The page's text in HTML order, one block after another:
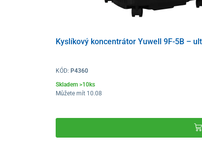
Kyslíkový koncentrátor Yuwell 9F-5B –
KÓD: P4360
Skladem >10ks
Můžete mít 10.08